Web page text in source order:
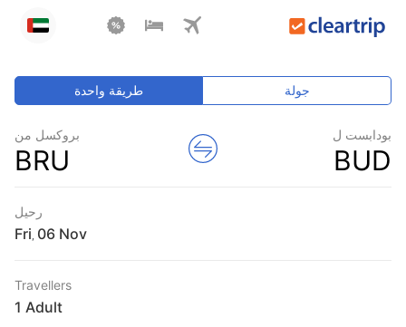
طريقة واحدة جولة
بروكسل من
BRU
بودابست ل
BUD
رحيل
Fri
Travellers
1 Adult